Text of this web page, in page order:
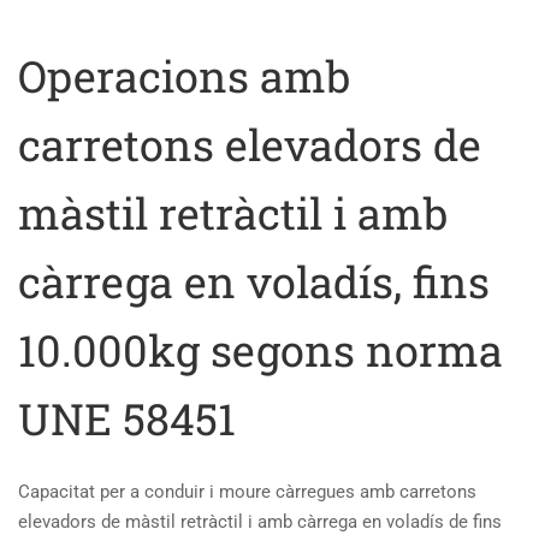
Operacions amb
carretons elevadors de
màstil retràctil i amb
càrrega en voladís, fins
10.000kg segons norma
UNE 58451
Capacitat per a conduir i moure càrregues amb carretons
elevadors de màstil retràctil i amb càrrega en voladís de fins